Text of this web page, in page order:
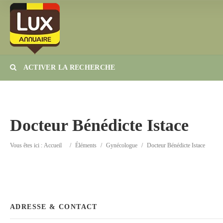
ACTIVER LA RECHERCHE
Catégorie
Docteur Bénédicte Istace
Vous êtes ici : Accueil / Éléments / Gynécologue / Docteur Bénédicte Istace
ADRESSE & CONTACT